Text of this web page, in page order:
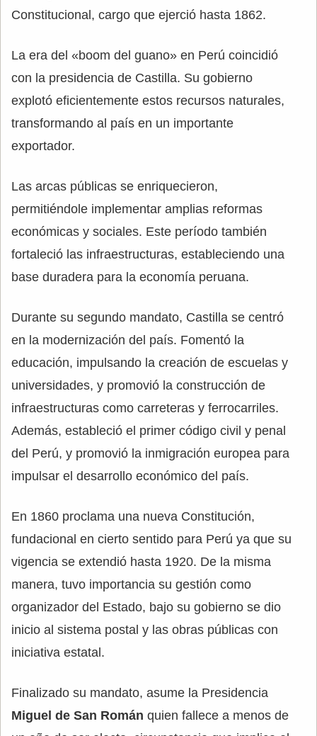
Constitucional, cargo que ejerció hasta 1862.
La era del «boom del guano» en Perú coincidió
con la presidencia de Castilla. Su gobierno
explotó eficientemente estos recursos naturales,
transformando al país en un importante
exportador.
Las arcas públicas se enriquecieron,
permitiéndole implementar amplias reformas
económicas y sociales. Este período también
fortaleció las infraestructuras, estableciendo una
base duradera para la economía peruana.
Durante su segundo mandato, Castilla se centró
en la modernización del país. Fomentó la
educación, impulsando la creación de escuelas y
universidades, y promovió la construcción de
infraestructuras como carreteras y ferrocarriles.
Además, estableció el primer código civil y penal
del Perú, y promovió la inmigración europea para
impulsar el desarrollo económico del país.
En 1860 proclama una nueva Constitución,
fundacional en cierto sentido para Perú ya que su
vigencia se extendió hasta 1920. De la misma
manera, tuvo importancia su gestión como
organizador del Estado, bajo su gobierno se dio
inicio al sistema postal y las obras públicas con
iniciativa estatal.
Finalizado su mandato, asume la Presidencia
Miguel de San Román quien fallece a menos de